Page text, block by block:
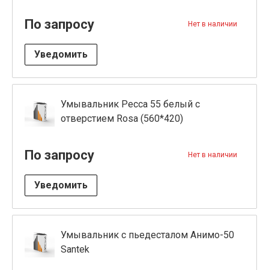
По запросу Нет в наличии
Уведомить
Умывальник Ресса 55 белый с
отверстием Rosa (560*420)
По запросу Нет в наличии
Уведомить
Умывальник с пьедесталом Анимо-50
Santek